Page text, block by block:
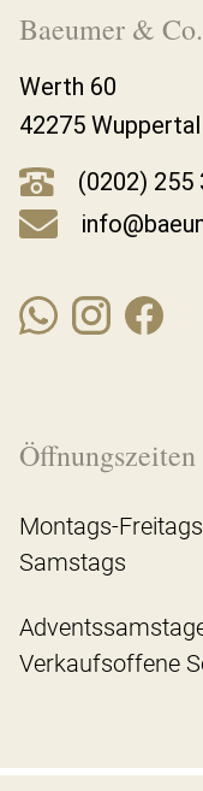
Baeumer &
Werth 60
42275 Wuppertal
(0202) 255
Öffnungszeiten
Montags-Freitags
Samstags
Verkaufsoffene